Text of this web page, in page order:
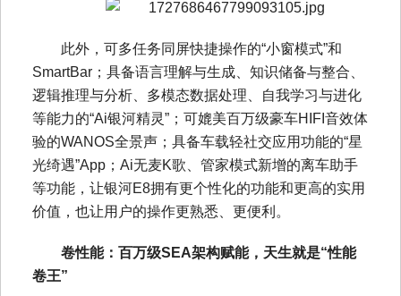
此外，可多任务同屏快捷操作的“小窗模式”和
SmartBar；具备语言理解与生成、知识储备与整合、
逻辑推理与分析、多模态数据处理、自我学习与进化
等能力的“Ai银河精灵”；可媲美百万级豪车HIFI音效体
验的WANOS全景声；具备车载轻社交应用功能的“星
光绮遇”App；Ai无麦K歌、管家模式新增的离车助手
等功能，让银河E8拥有更个性化的功能和更高的实用
价值，也让用户的操作更熟悉、更便利。
卷性能：百万级SEA架构赋能，天生就是“性能
卷王”